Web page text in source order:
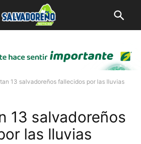
13 salvadoreños fallecidos por las lluvias
13 salvadoreños
las lluvias